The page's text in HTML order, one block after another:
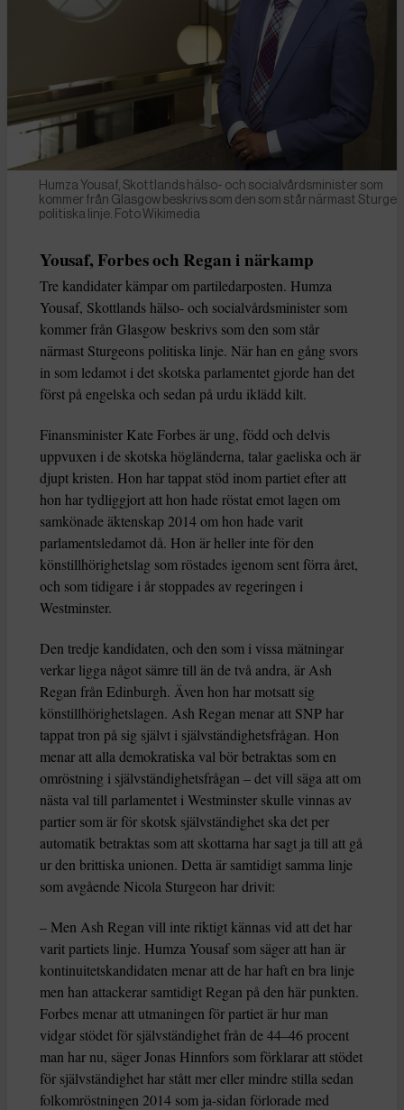
Humza Yousaf, Skottlands hälso- och socialvårdsminister som
kommer från Glasgow beskrivs som den som står närmast
politiska linje. Foto Wikimedia
Yousaf, Forbes och Regan i närkamp
Tre kandidater kämpar om partiledarposten. Humza
Yousaf, Skottlands hälso- och socialvårdsminister som
kommer från Glasgow beskrivs som den som står
närmast Sturgeons politiska linje. När han en gång svors
in som ledamot i det skotska parlamentet gjorde han det
först på engelska och sedan på urdu iklädd kilt.
Finansminister Kate Forbes är ung, född och delvis
uppvuxen i de skotska högländerna, talar gaeliska och är
djupt kristen. Hon har tappat stöd inom partiet efter att
hon har tydliggjort att hon hade röstat emot lagen om
samkönade äktenskap 2014 om hon hade varit
parlamentsledamot då. Hon är heller inte för den
könstillhörighetslag som röstades igenom sent förra året,
och som tidigare i år stoppades av regeringen i
Westminster.
Den tredje kandidaten, och den som i vissa mätningar
verkar ligga något sämre till än de två andra, är Ash
Regan från Edinburgh. Även hon har motsatt sig
könstillhörighetslagen. Ash Regan menar att SNP har
tappat tron på sig självt i självständighetsfrågan. Hon
menar att alla demokratiska val bör betraktas som en
omröstning i självständighetsfrågan – det vill säga att om
nästa val till parlamentet i Westminster skulle vinnas av
partier som är för skotsk självständighet ska det per
automatik betraktas som att skottarna har sagt ja till att gå
ur den brittiska unionen. Detta är samtidigt samma linje
som avgående Nicola Sturgeon har drivit:
– Men Ash Regan vill inte riktigt kännas vid att det har
varit partiets linje. Humza Yousaf som säger att han är
kontinuitetskandidaten menar att de har haft en bra linje
men han attackerar samtidigt Regan på den här punkten.
Forbes menar att utmaningen för partiet är hur man
vidgar stödet för självständighet från de 44–46 procent
man har nu, säger Jonas Hinnfors som förklarar att stödet
för självständighet har stått mer eller mindre stilla sedan
folkomröstningen 2014 som ja-sidan förlorade med